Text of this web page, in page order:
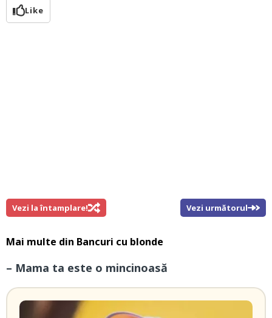
Like
Vezi la întamplare! Vezi următorul
Mai multe din Bancuri cu blonde
– Mama ta este o mincinoasă